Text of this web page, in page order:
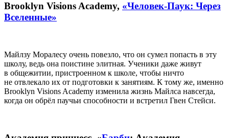
Brooklyn Visions Academy, «Человек-Паук: Через
Вселенные»
Майлзу Моралесу очень повезло, что он сумел попасть в эту
школу, ведь она поистине элитная. Ученики даже живут
в общежитии, пристроенном к школе, чтобы ничто
не отвлекало их от подготовки к занятиям. К тому же, именно
Brooklyn Visions Academy изменила жизнь Майлса навсегда,
когда он обрёл паучьи способности и встретил Гвен Стейси.